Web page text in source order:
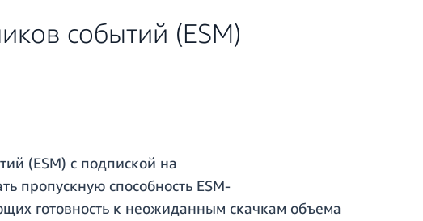
событий (ESM)
(ESM) с подпиской на
пропускную способность ESM-
готовность к неожиданным скачкам объема